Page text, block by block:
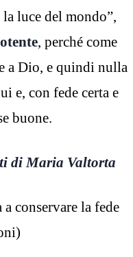
luce del mondo”,
, perché come
a Dio, e quindi nulla
e, con fede certa e
buone.
di Maria Valtorta
a conservare la fede